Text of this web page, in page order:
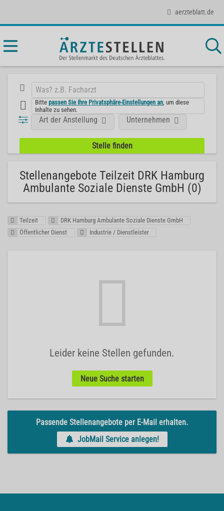
aerzteblatt.de
Bittepassen Sie Ihre Privatsphäre-Einstellungen an , um diese
Inhalte zu sehen.
Art der Anstellung Unternehmen
Stellenangebote Teilzeit DRK Hamburg
Ambulante Soziale Dienste GmbH (0)
Teilzeit
DRK Hamburg Ambulante Soziale Dienste GmbH
Öffentlicher Dienst
Industrie / Dienstleister
Leider keine Stellen gefunden.
Neue Suche starten
Passende Stellenangebote per E-Mail erhalten.
JobMail Service anlegen!